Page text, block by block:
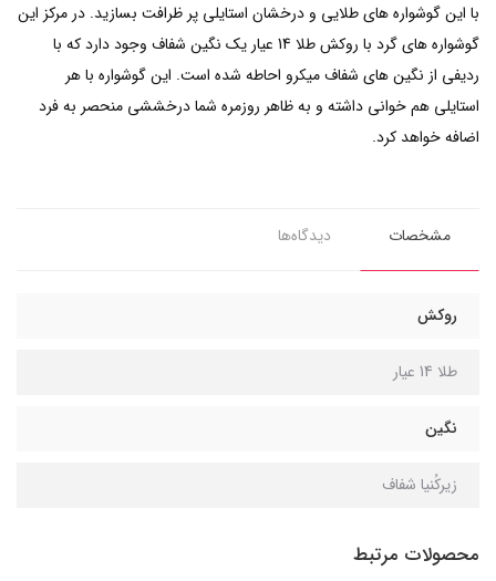
با این گوشواره های طلایی و درخشان استایلی پر ظرافت بسازید. در مرکز این
گوشواره های گرد با روکش طلا 14 عیار یک نگین شفاف وجود دارد که با
ردیفی از نگین های شفاف میکرو احاطه شده است. این گوشواره با هر
استایلی هم خوانی داشته و به ظاهر روزمره شما درخششی منحصر به فرد
اضافه خواهد کرد.
مشخصات دیدگاه‌ها
روکش
طلا 14 عیار
نگین
زیرکُنیا شفاف
محصولات مرتبط